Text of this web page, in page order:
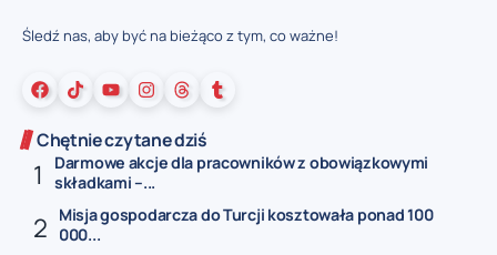
Śledź nas, aby być na bieżąco z tym, co ważne!
Chętnie czytane dziś
Darmowe akcje dla pracowników z obowiązkowymi
składkami –...
Misja gospodarcza do Turcji kosztowała ponad 100
000...